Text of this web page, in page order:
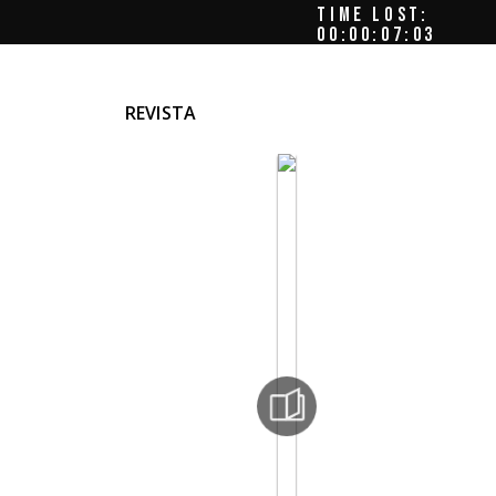
TIME LOST:
00:00:07:06
REVISTA